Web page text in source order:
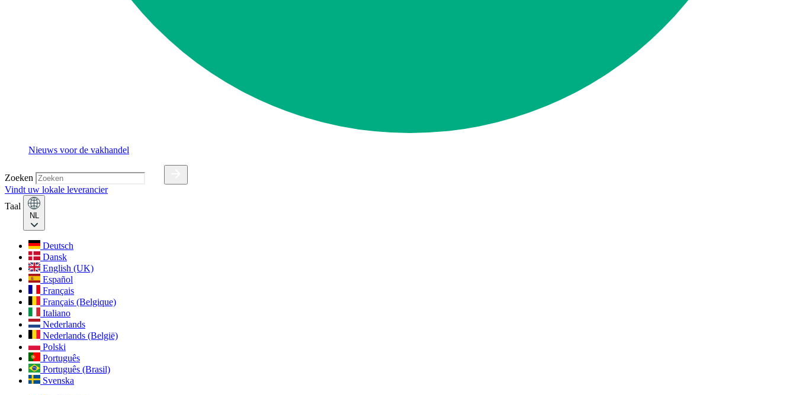
Nieuws voor de vakhandel
Zoeken
Vindt uw lokale leverancier
Taal
NL
Deutsch
Dansk
English (UK)
Español
Français
Français (Belgique)
Italiano
Nederlands
Nederlands (België)
Polski
Português
Português (Brasil)
Svenska